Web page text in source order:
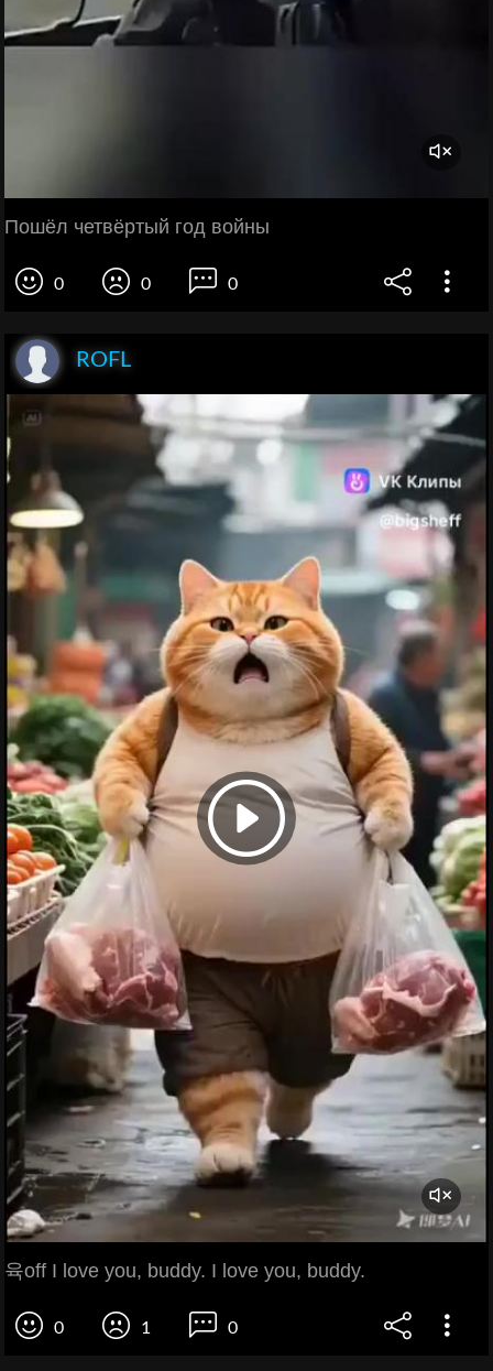
Пошёл четвёртый год войны
0 0 0
ROFL
육off I love you, buddy. I love you, buddy.
0 1 0